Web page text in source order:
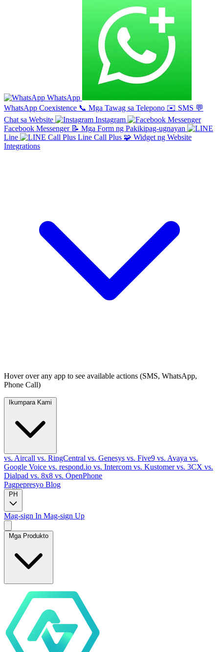
WhatsApp
WhatsApp Coexistence 📞 Mga Tawag sa Telepono ✉️ SMS 💬
Chat sa Website
Instagram
Facebook Messenger 📝 Mga Form ng Pakikipag-ugnayan
Line
Line Call Plus 🧩 Widget ng Website
Integrations
Hover over any app to see available actions (SMS, WhatsApp,
Phone Call)
vs. Aircall vs. RingCentral vs. Genesys vs. Five9 vs. Avaya vs.
Google Voice vs. respond.io vs. Intercom vs. Kustomervs. 3CX vs.
Dialpad vs. 8x8 vs. OpenPhone
Pagpepresyo Blog
PH
Mag-sign In Mag-sign Up
Mga Produkto